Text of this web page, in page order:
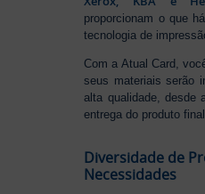
proporcionam o que
tecnologia de
Com a Atual Card,
seus materiais serão
alta qualidade, desde
entrega do produto
Diversidade de
Necessidades